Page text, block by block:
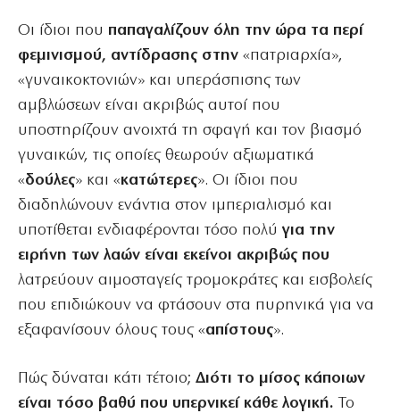
Οι ίδιοι που παπαγαλίζουν όλη την ώρα τα περί
φεμινισμού, αντίδρασης στην «πατριαρχία»,
«γυναικοκτονιών» και υπεράσπισης των
αμβλώσεων είναι ακριβώς αυτοί που
υποστηρίζουν ανοιχτά τη σφαγή και τον βιασμό
γυναικών, τις οποίες θεωρούν αξιωματικά
«δούλες» και «κατώτερες». Οι ίδιοι που
διαδηλώνουν ενάντια στον ιμπεριαλισμό και
υποτίθεται ενδιαφέρονται τόσο πολύ για την
ειρήνη των λαών είναι εκείνοι ακριβώς που
λατρεύουν αιμοσταγείς τρομοκράτες και εισβολείς
που επιδιώκουν να φτάσουν στα πυρηνικά για να
εξαφανίσουν όλους τους «απίστους».
Πώς δύναται κάτι τέτοιο; Διότι το μίσος κάποιων
είναι τόσο βαθύ που υπερνικεί κάθε λογική. Το